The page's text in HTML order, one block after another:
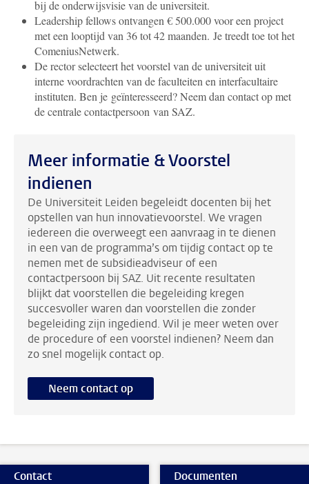
bij de onderwijsvisie van de universiteit.
Leadership fellows ontvangen € 500.000 voor een project
met een looptijd van 36 tot 42 maanden. Je treedt toe tot het
ComeniusNetwerk.
De rector selecteert het voorstel van de universiteit uit
interne voordrachten van de faculteiten en interfacultaire
instituten. Ben je geïnteresseerd? Neem dan contact op met
de centrale contactpersoon van SAZ.
Meer informatie & Voorstel
indienen
De Universiteit Leiden begeleidt docenten bij het
opstellen van hun innovatievoorstel. We vragen
iedereen die overweegt een aanvraag in te dienen
in een van de programma’s om tijdig contact op te
nemen met de subsidieadviseur of een
contactpersoon bij SAZ. Uit recente resultaten
blijkt dat voorstellen die begeleiding kregen
succesvoller waren dan voorstellen die zonder
begeleiding zijn ingediend. Wil je meer weten over
de procedure of een voorstel indienen? Neem dan
zo snel mogelijk contact op.
Neem contact op
Contact Documenten